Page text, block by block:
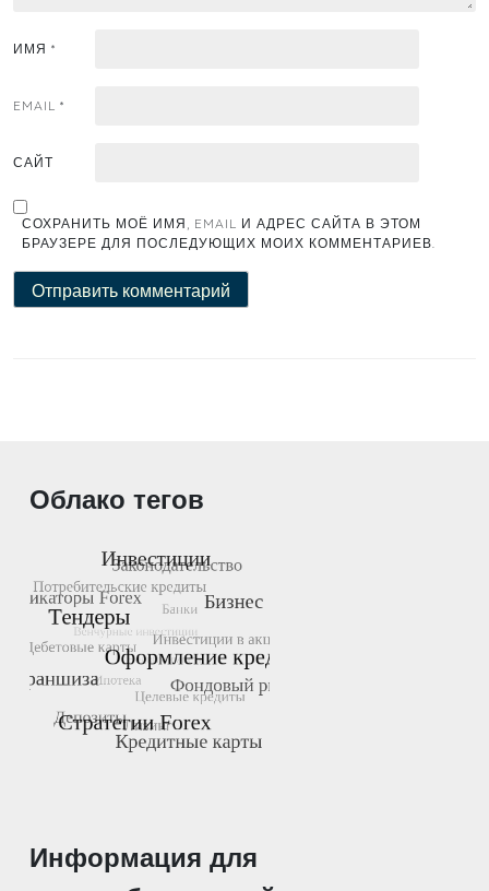
ИМЯ *
EMAIL *
САЙТ
СОХРАНИТЬ МОЁ ИМЯ, EMAIL И АДРЕС САЙТА В ЭТОМ
БРАУЗЕРЕ ДЛЯ ПОСЛЕДУЮЩИХ МОИХ КОММЕНТАРИЕВ.
Облако тегов
Информация для